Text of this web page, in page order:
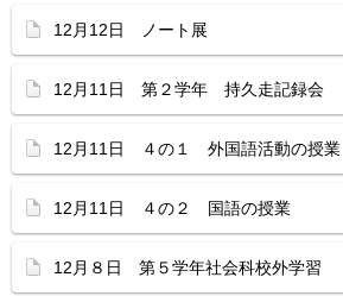
12月12日 ノート展
12月11日 第２学年 持久走記録会
12月11日 ４の１ 外国語活動の授業
12月11日 ４の２ 国語の授業
12月８日 第５学年社会科校外学習